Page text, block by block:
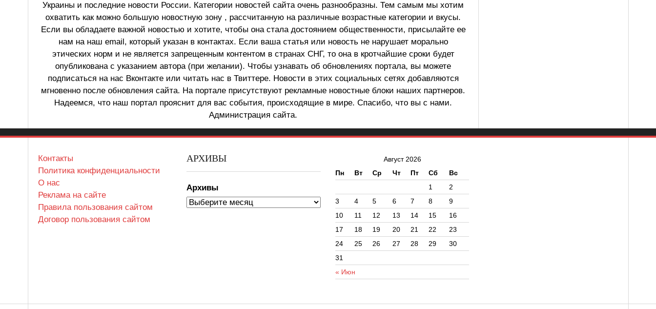
Украины и последние новости России. Категории новостей сайта очень разнообразны. Тем самым мы хотим
охватить как можно большую новостную зону , рассчитанную на различные возрастные категории и вкусы.
Если вы обладаете важной новостью и хотите, чтобы она стала достоянием общественности, присылайте ее
нам на наш email, который указан в контактах. Если ваша статья или новость не нарушает морально
этических норм и не является запрещенным контентом в странах СНГ, то она в кротчайшие сроки будет
опубликована с указанием автора (при желании). Чтобы узнавать об обновлениях портала, вы можете
подписаться на нас Вконтакте или читать нас в Твиттере. Новости в этих социальных сетях добавляются
мгновенно после обновления сайта. На портале присутствуют рекламные новостные блоки наших партнеров.
Надеемся, что наш портал прояснит для вас события, происходящие в мире. Спасибо, что вы с нами.
Администрация сайта.
Контакты
Политика конфиденциальности
О нас
Реклама на сайте
Правила пользования сайтом
Договор пользования сайтом
АРХИВЫ
Архивы
Август 2026
Пн
Вт Ср Чт Пт Сб Вс
« Июн
1
2
3
4 5 6 7 8
9
10
11 12 13 14 15
16
17
18 19 20 21 22
23
24
25 26 27 28 29
30
31